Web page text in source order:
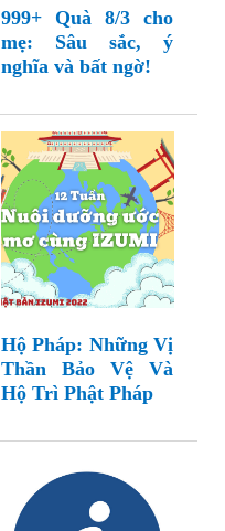
999+ Quà 8/3 cho
mẹ: Sâu sắc, ý
nghĩa và bất ngờ!
Hộ Pháp: Những Vị
Thần Bảo Vệ Và
Hộ Trì Phật Pháp